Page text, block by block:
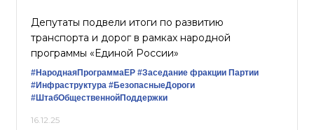
Депутаты подвели итоги по развитию
транспорта и дорог в рамках народной
программы «Единой России»
#НароднаяПрограммаЕР #Заседание фракции Партии
#Инфраструктура #БезопасныеДороги
#ШтабОбщественнойПоддержки
16.12.25